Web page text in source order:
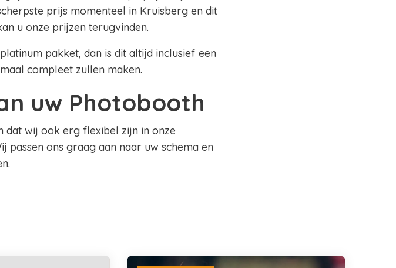
prijs momenteel in Kruisberg en dit
u onze prijzen terugvinden.
pakket, dan is dit altijd inclusief een
compleet zullen maken.
uw Photobooth
dat wij ook erg flexibel zijn in onze
passen ons graag aan naar uw schema en